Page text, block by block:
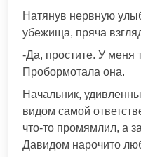
Натянув нервную
убежища, пряча
-Да, простите. У
Пробормотала она.
Начальник,
видом самой
что-то промямлил, а
Давидом нарочито